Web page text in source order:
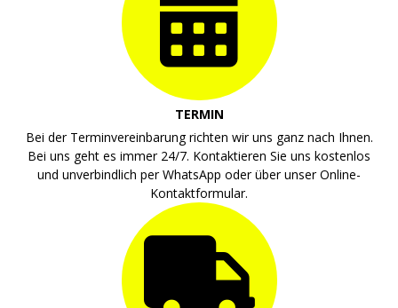
TERMIN
Bei der Terminvereinbarung richten wir uns ganz nach Ihnen.
Bei uns geht es immer 24/7. Kontaktieren Sie uns kostenlos
und unverbindlich per WhatsApp oder über unser Online-
Kontaktformular.